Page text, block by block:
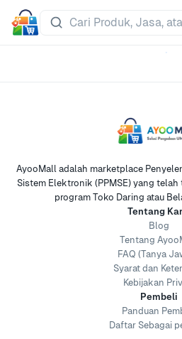
AyooMall adalah marketplace
Sistem Elektronik (PPMSE) yang
program Toko Daring atau
Tentang
Blog
Tentang
FAQ (Tanya
Syarat dan
Kebijakan
Pembeli
Panduan
Daftar Sebagai